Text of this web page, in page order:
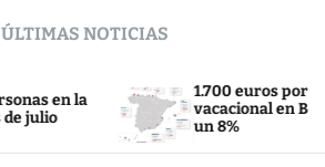
ÚLTIMAS NOTICIAS
1.700 euros por una semana
vacacional en Benidorm:
un 8%